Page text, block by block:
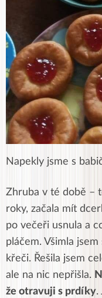
Napekly jsme s
Zhruba v té době –
roky, začala mít
po večeři usnula a
pláčem. Všimla
křeči. Řešila jsem
ale na nic nepřišla.
že otravuji s prdíky.